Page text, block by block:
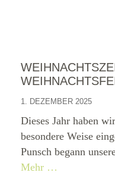
1. DEZEMBER 2025
Dieses Jahr haben
besondere Weise
Punsch begann
Mehr …